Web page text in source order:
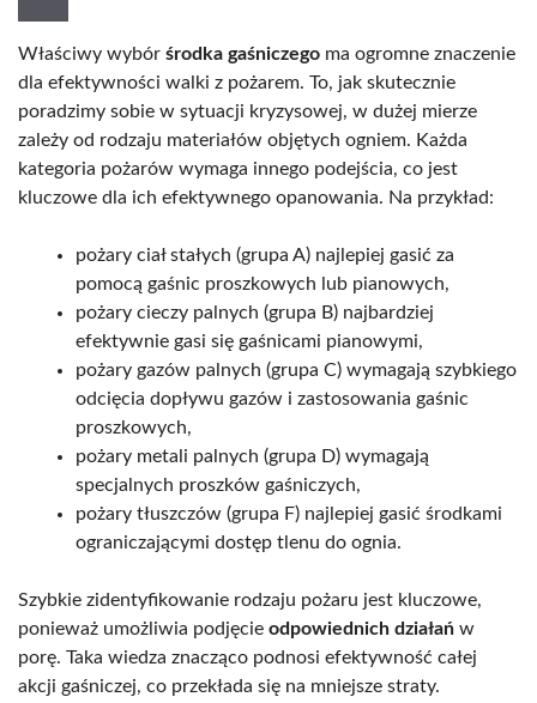
Właściwy wybór środka gaśniczego ma ogromne znaczenie
dla efektywności walki z pożarem. To, jak skutecznie
poradzimy sobie w sytuacji kryzysowej, w dużej mierze
zależy od rodzaju materiałów objętych ogniem. Każda
kategoria pożarów wymaga innego podejścia, co jest
kluczowe dla ich efektywnego opanowania. Na przykład:
pożary ciał stałych (grupa A) najlepiej gasić za
pomocą gaśnic proszkowych lub pianowych,
pożary cieczy palnych (grupa B) najbardziej
efektywnie gasi się gaśnicami pianowymi,
pożary gazów palnych (grupa C) wymagają szybkiego
odcięcia dopływu gazów i zastosowania gaśnic
proszkowych,
pożary metali palnych (grupa D) wymagają
specjalnych proszków gaśniczych,
pożary tłuszczów (grupa F) najlepiej gasić środkami
ograniczającymi dostęp tlenu do ognia.
Szybkie zidentyfikowanie rodzaju pożaru jest kluczowe,
ponieważ umożliwia podjęcie odpowiednich działań w
porę. Taka wiedza znacząco podnosi efektywność całej
akcji gaśniczej, co przekłada się na mniejsze straty.